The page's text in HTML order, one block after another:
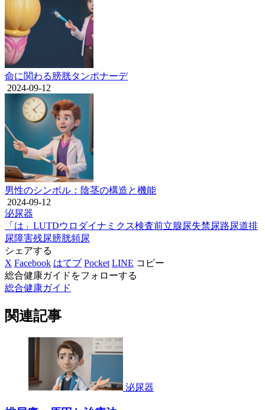
命に関わる膀胱タンポナーデ
2024-09-12
男性のシンボル：陰茎の構造と機能
2024-09-12
泌尿器
「は」 LUTDウロダイナミクス検査前立腺尿失禁尿路尿道排
尿障害残尿膀胱頻尿
シェアする
X Facebook はてブ Pocket LINE コピー
総合健康ガイドをフォローする
総合健康ガイド
関連記事
泌尿器